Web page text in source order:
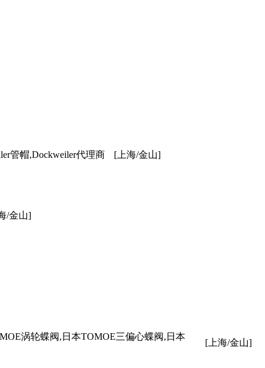
管帽,Dockweiler代理商
[上海/金山]
/金山]
涡轮蝶阀,日本TOMOE三偏心蝶阀,日本
[上海/金山]